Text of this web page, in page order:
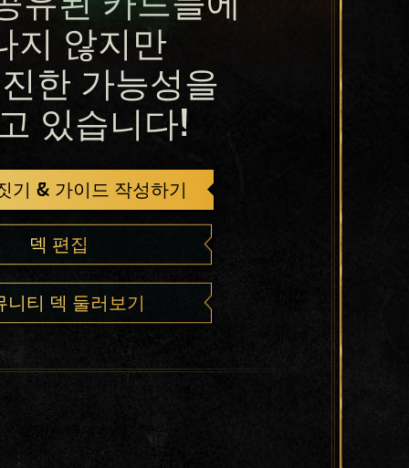
지 않지만
한 가능성을
있습니다!
기 & 가이드 작성하기
덱 편집
니티 덱 둘러보기